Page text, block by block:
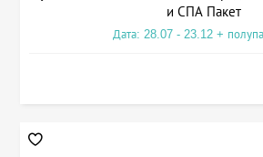
и СПА Пакет
Дата: 28.07 - 23.12 +